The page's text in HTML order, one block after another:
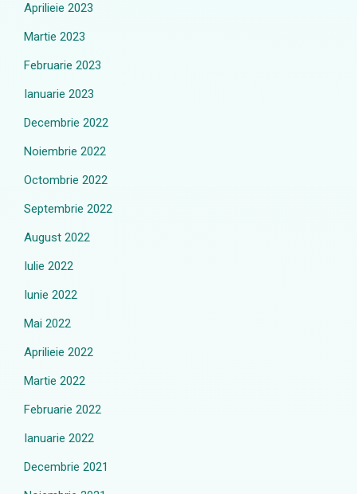
Aprilieie 2023
Martie 2023
Februarie 2023
Ianuarie 2023
Decembrie 2022
Noiembrie 2022
Octombrie 2022
Septembrie 2022
August 2022
Iulie 2022
Iunie 2022
Mai 2022
Aprilieie 2022
Martie 2022
Februarie 2022
Ianuarie 2022
Decembrie 2021